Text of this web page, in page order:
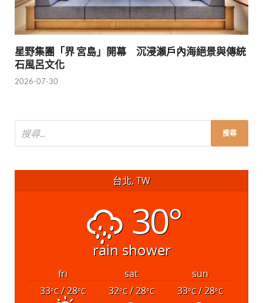
星野集團「界 宮島」開幕 沉浸瀨戶內海絕景與傳統
石風呂文化
2026-07-30
台北, TW
30°
rain shower
fri sat
sun
33°C/ 28°C 32°C/ 28°C 33°C/ 28°C